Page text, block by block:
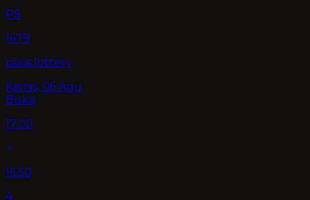
PS
1679
paris lottery
Kamis, 06 Agu
Buka
17.00
16.50
4